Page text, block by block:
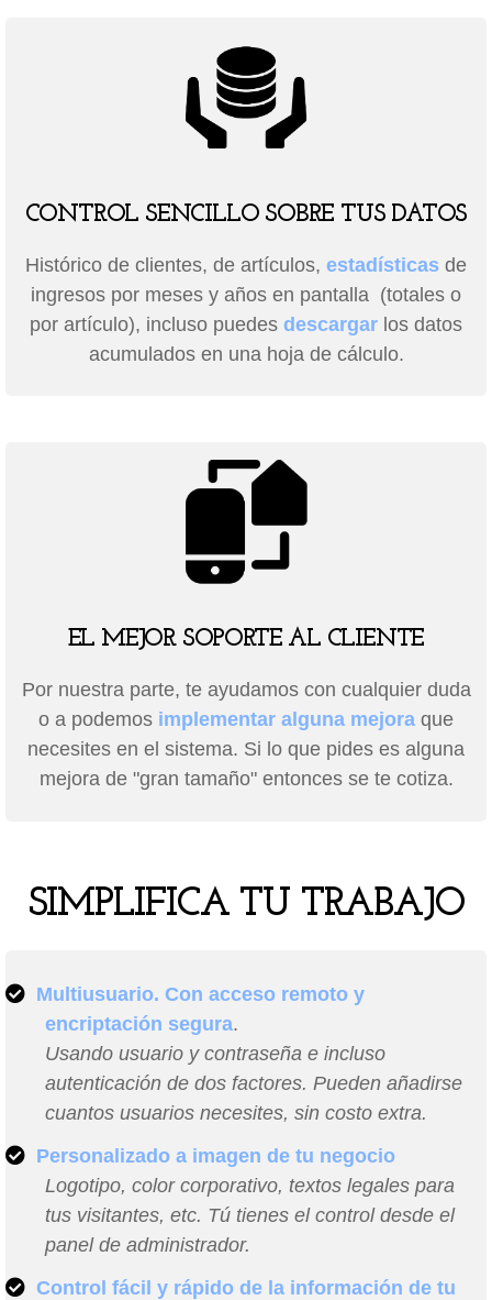
CONTROL SENCILLO SOBRE TUS DATOS
Histórico de clientes, de artículos, estadísticas de
ingresos por meses y años en pantalla (totales o
por artículo), incluso puedes descargar los datos
acumulados en una hoja de cálculo.
EL MEJOR SOPORTE AL CLIENTE
Por nuestra parte, te ayudamos con cualquier duda
o a podemos implementar alguna mejora que
necesites en el sistema. Si lo que pides es alguna
mejora de "gran tamaño" entonces se te cotiza.
SIMPLIFICA TU TRABAJO
Multiusuario. Con acceso remoto y
encriptación segura.
Usando usuario y contraseña e incluso
autenticación de dos factores. Pueden añadirse
cuantos usuarios necesites, sin costo extra.
Personalizado a imagen de tu negocio
Logotipo, color corporativo, textos legales para
tus visitantes, etc. Tú tienes el control desde el
panel de administrador.
Control fácil y rápido de la información de tu